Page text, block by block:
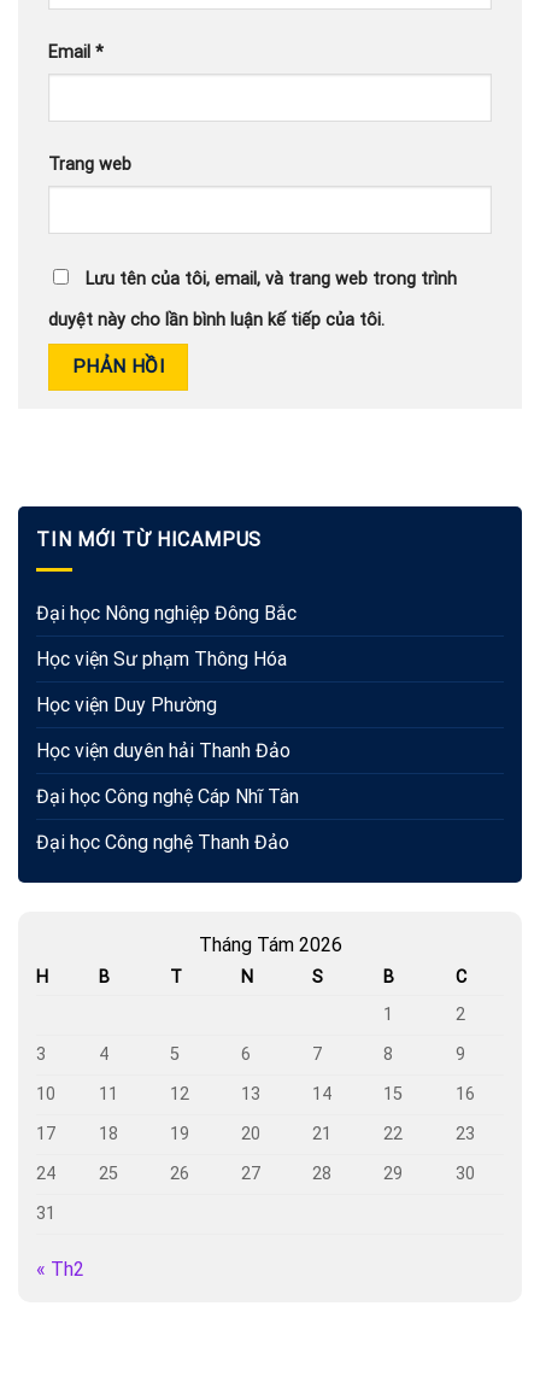
Email *
Trang web
Lưu tên của tôi, email, và trang web trong trình
duyệt này cho lần bình luận kế tiếp của tôi.
TIN MỚI TỪ HICAMPUS
Đại học Nông nghiệp Đông Bắc
Học viện Sư phạm Thông Hóa
Học viện Duy Phường
Học viện duyên hải Thanh Đảo
Đại học Công nghệ Cáp Nhĩ Tân
Đại học Công nghệ Thanh Đảo
Tháng Tám 2026
H B T N S B
C
1
2
3
4 5 6 7 8
9
10
11 12 13 14 15
16
17
18 19 20 21 22
23
24
25 26 27 28 29
30
31
« Th2